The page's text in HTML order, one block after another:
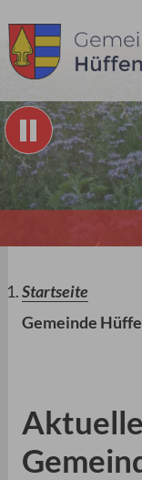
Startseite
Gemeinde